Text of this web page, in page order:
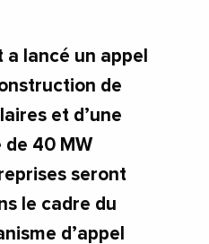
lancé un appel
de
et d’une
40 MW
seront
le cadre du
d’appel